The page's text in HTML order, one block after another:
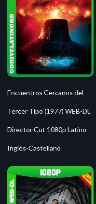
Encuentros Cercanos del
Tercer Tipo (1977) WEB-DL
Director Cut 1080p Latino-
Inglés-Castellano